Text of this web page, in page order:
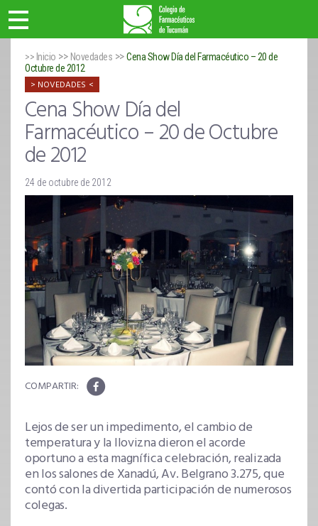
>> Inicio >> Novedades >>Cena Show Día del Farmacéutico – 20 de
Octubre de 2012
NOVEDADES
Cena Show Día del
Farmacéutico – 20 de Octubre
de 2012
24 de octubre de 2012
Lejos de ser un impedimento, el cambio de
temperatura y la llovizna dieron el acorde
oportuno a esta magnífica celebración, realizada
en los salones de Xanadú, Av. Belgrano 3.275, que
contó con la divertida participación de numerosos
colegas.